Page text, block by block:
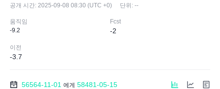
공개 시간: 2025-09-08 08:30 (UTC +0) 단위: --
움직임
-9.2
Fcst
-2
이전
-3.7
56564-11-01 에게 58481-05-15